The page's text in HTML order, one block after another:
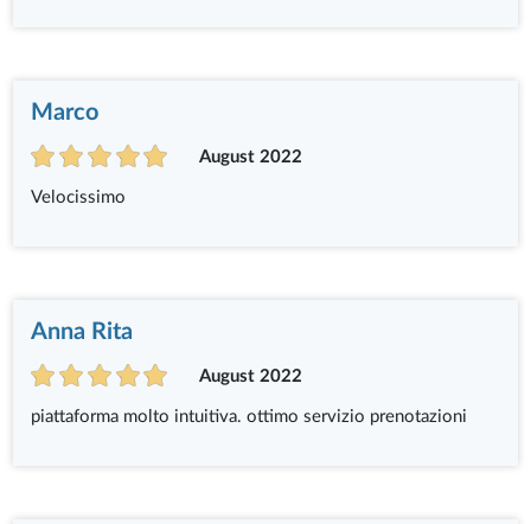
Marco
August 2022
Velocissimo
Anna Rita
August 2022
piattaforma molto intuitiva. ottimo servizio prenotazioni